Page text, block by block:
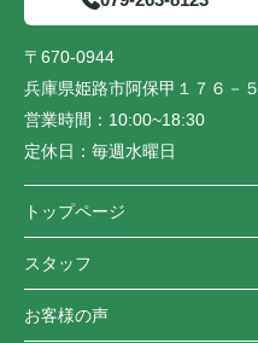
〒670-0944
兵庫県姫路市阿保甲１７６－５
営業時間： 10:00~18:30
定休日： 毎週水曜日
トップページ
スタッフ
お客様の声